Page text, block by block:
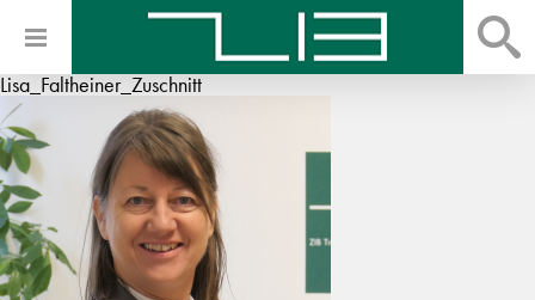
Lisa_Faltheiner_Zuschnitt